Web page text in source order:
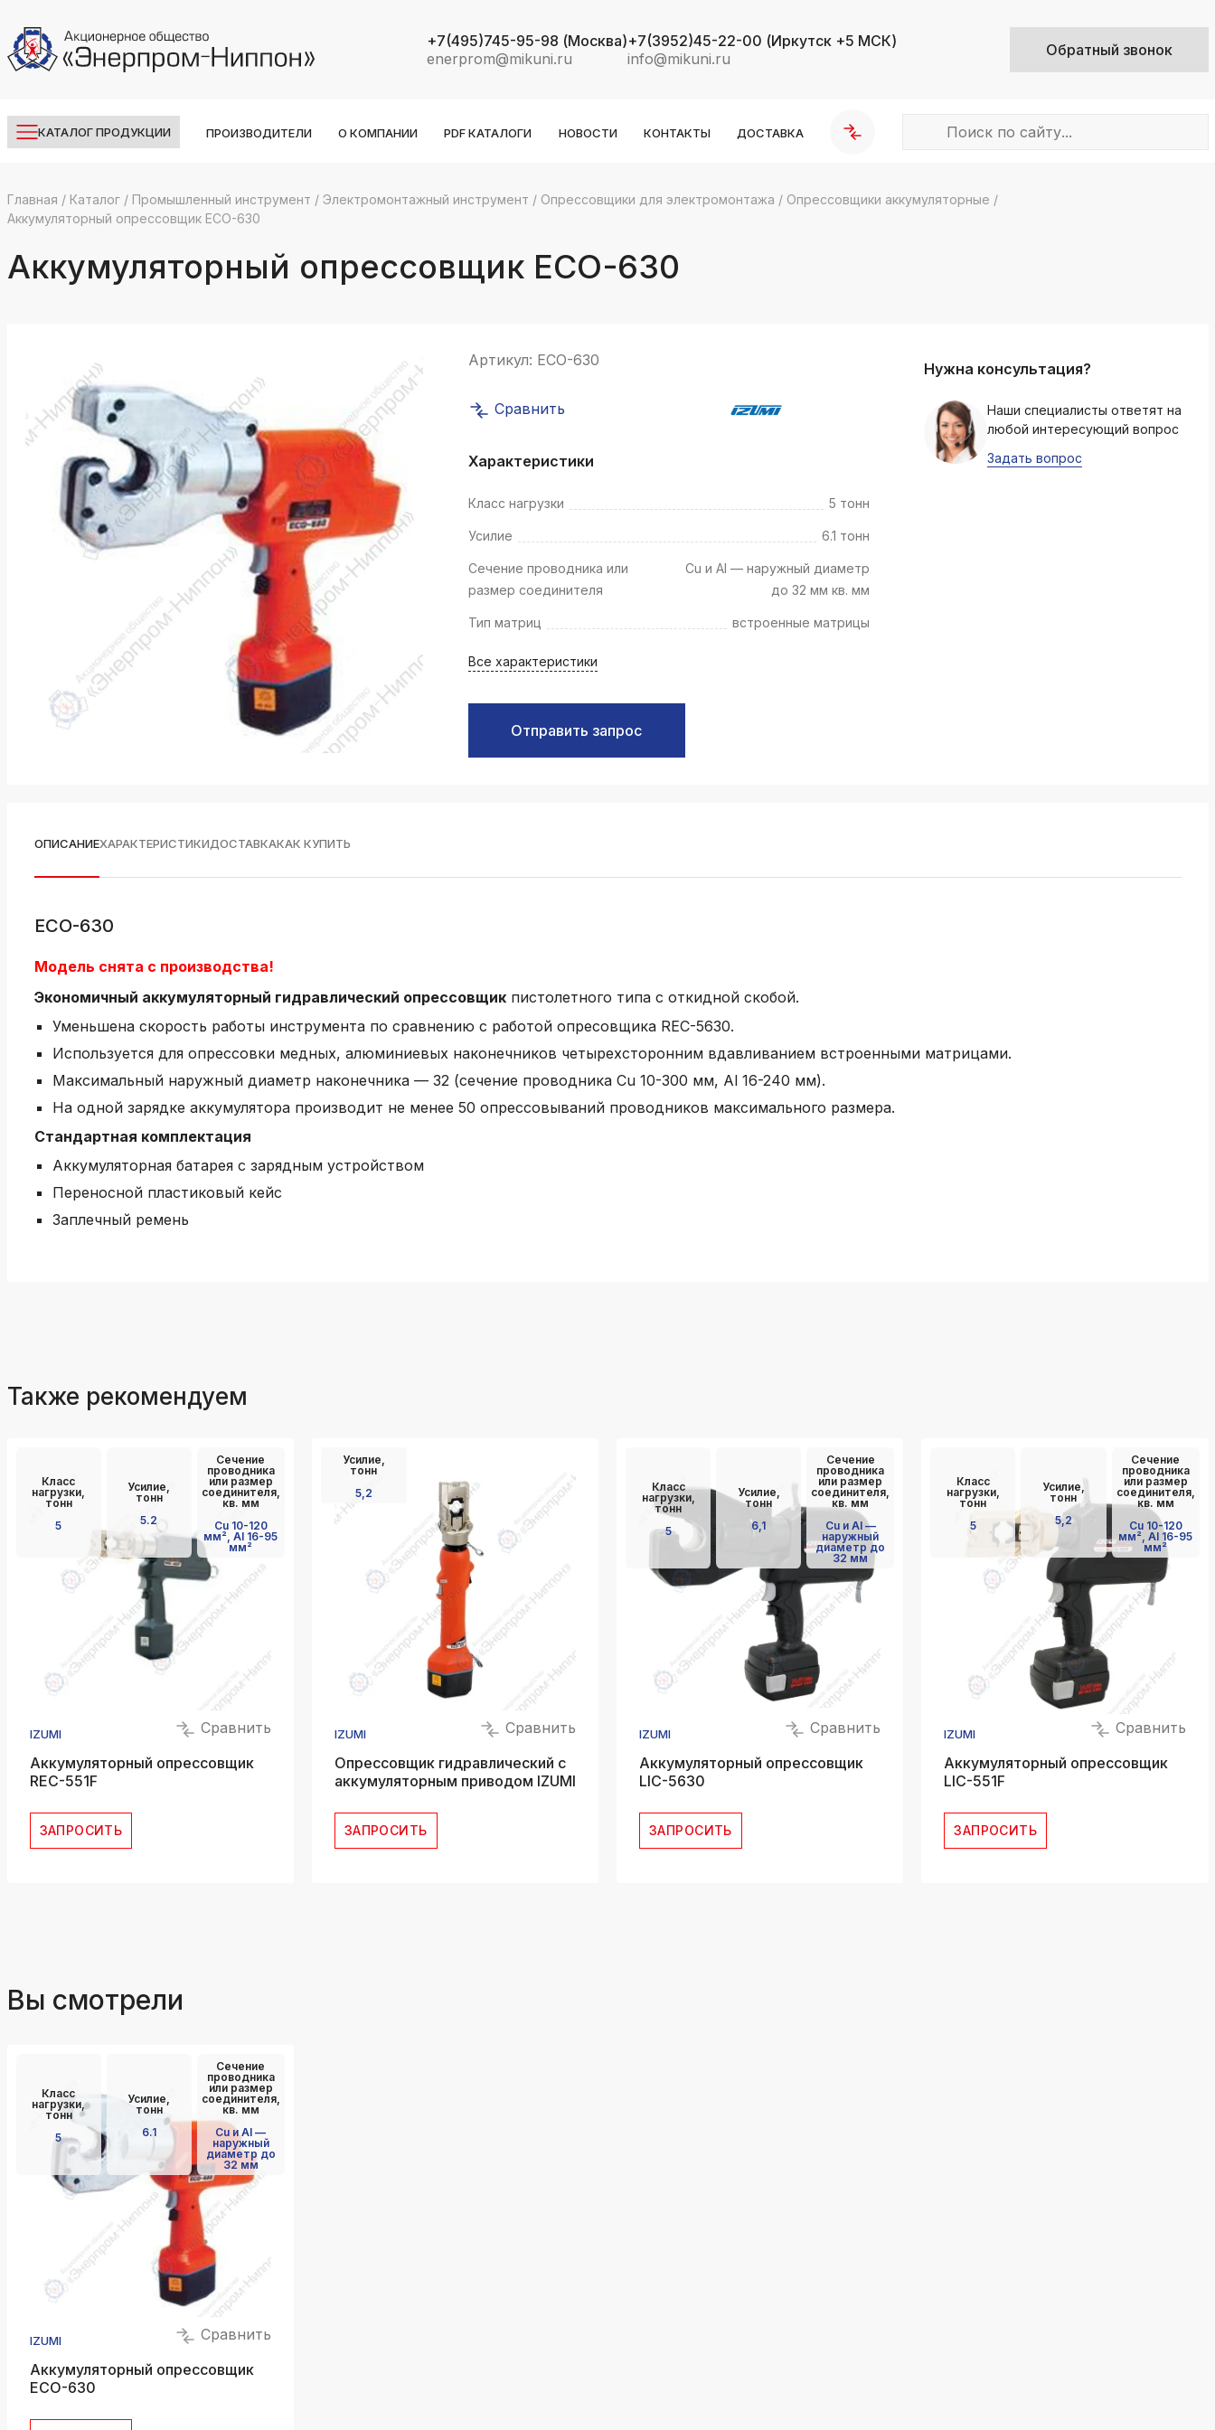
+7(495)745-95-98 (Москва)
enerprom@mikuni.ru
+7(3952)45-22-00 (Иркутск +5 МСК)
info@mikuni.ru
Обратный звонок
КАТАЛОГ ПРОДУКЦИИ ПРОИЗВОДИТЕЛИ О КОМПАНИИ PDF КАТАЛОГИ НОВОСТИ КОНТАКТЫ ДОСТАВКА
k
k
ksldkfjsdlfkjsls;ldfkgjsdl;kfkфыва
ksldkfjsdlfkjsls;ldfkgjsdl;kfkфыва
k
ksldkfjsdlfkjsls;ldfkgjsdl;kfkфыва
k
ksldkfjsdlfkjsls;ldfkgjsdl;kfkфыва
k
ksldkfjsdlfkjsls;ldfkgjsdl;kfkфыва
ksldkfjsdlfkjsls;ldfkgjsdl;kfkфыва
ksldkfjsdlfkjsls;ldfkgjsdl;kfkфыва
k
ksldkfjsdlfkjsls;ldfkgjsdl;kfkфыва
k
k
ksldkfjsdlfkjsls;ldfkgjsdl;kfkфыва
k
ksldkfjsdlfkjsls;ldfkgjsdl;kfkфыва
k
k
ksldkfjsdlfkjsls;ldfkgjsdl;kfkфыва
ksldkfjsdlfkjsls;ldfkgjsdl;kfkфыва
k
ksldkfjsdlfkjsls;ldfkgjsdl;kfkфыва
k
Главная / Каталог/ Промышленный инструмент / Электромонтажный инструмент / Опрессовщики для электромонтажа / Опрессовщики аккумуляторные /
Аккумуляторный опрессовщик ECO-630
Аккумуляторный опрессовщик ECO-630
Артикул: ECO-630
Сравнить
Характеристики
Класс нагрузки 5 тонн
Усилие 6.1 тонн
Сечение проводника или
размер соединителя
Cu и Al — наружный диаметр
до 32 мм кв. мм
Тип матриц встроенные матрицы
Все характеристики
Отправить запрос
Нужна консультация?
Наши специалисты ответят на
любой интересующий вопрос
Задать вопрос
ОПИСАНИЕХАРАКТЕРИСТИКИДОСТАВКАКАК КУПИТЬ
ECO-630
Модель снята с производства!
Экономичный аккумуляторный гидравлический опрессовщикпистолетного типа с откидной скобой.
Уменьшена скорость работы инструмента по сравнению с работой опресовщика REC-5630.
Используется для опрессовки медных, алюминиевых наконечников четырехсторонним вдавливанием встроенными матрицами.
Максимальный наружный диаметр наконечника — 32 (сечение проводника Cu 10-300 мм, Al 16-240 мм).
На одной зарядке аккумулятора производит не менее 50 опрессовываний проводников максимального размера.
Стандартная комплектация
Аккумуляторная батарея с зарядным устройством
Переносной пластиковый кейс
Заплечный ремень
Также рекомендуем
Класс
нагрузки,
тонн
5
Усилие,
тонн
5.2
Сечение
проводника
или размер
соединителя,
кв. мм
Cu 10-120
мм², Al 16-95
мм²
IZUMI
Сравнить
Аккумуляторный опрессовщик
REC-551F
ЗАПРОСИТЬ
Усилие,
тонн
5,2
IZUMI
Сравнить
Опрессовщик гидравлический с
аккумуляторным приводом IZUMI
ЗАПРОСИТЬ
Класс
нагрузки,
тонн
5
Усилие,
тонн
6,1
Сечение
проводника
или размер
соединителя,
кв. мм
Cu и Al —
наружный
диаметр до
32 мм
IZUMI
Сравнить
Аккумуляторный опрессовщик
LIC-5630
ЗАПРОСИТЬ
Класс
нагрузки,
тонн
5
Усилие,
тонн
5,2
Сечение
проводника
или размер
соединителя,
кв. мм
Cu 10-120
мм², Al 16-95
мм²
IZUMI
Сравнить
Аккумуляторный опрессовщик
LIC-551F
ЗАПРОСИТЬ
Вы смотрели
Класс
нагрузки,
тонн
5
Усилие,
тонн
6.1
Сечение
проводника
или размер
соединителя,
кв. мм
Cu и Al —
наружный
диаметр до
32 мм
IZUMI
Сравнить
Аккумуляторный опрессовщик
ECO-630